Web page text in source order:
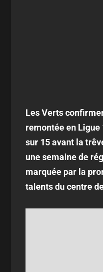
Les Verts
remontée en Ligue
sur 15 avant la
une semaine de
marquée par la
talents du centre